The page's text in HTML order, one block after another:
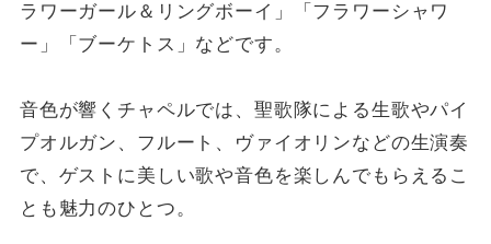
ラワーガール＆リングボーイ」「フラワーシャワ
ー」「ブーケトス」などです。
音色が響くチャペルでは、聖歌隊による生歌やパイ
プオルガン、フルート、ヴァイオリンなどの生演奏
で、ゲストに美しい歌や音色を楽しんでもらえるこ
とも魅力のひとつ。